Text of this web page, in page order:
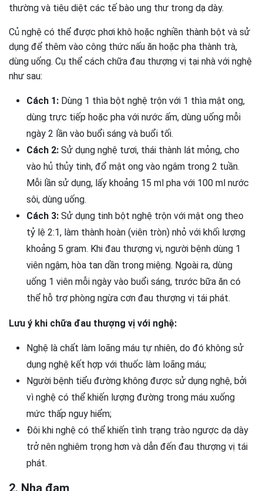
thường và tiêu diệt các tế bào ung thư trong dạ dày.
Củ nghệ có thể được phơi khô hoặc nghiền thành bột và sử
dụng để thêm vào công thức nấu ăn hoặc pha thành trà,
dùng uống. Cụ thể cách chữa đau thượng vị tại nhà với nghệ
như sau:
Cách 1: Dùng 1 thìa bột nghệ trộn với 1 thìa mật ong,
dùng trực tiếp hoặc pha với nước ấm, dùng uống mỗi
ngày 2 lần vào buổi sáng và buổi tối.
Cách 2: Sử dụng nghệ tươi, thái thành lát mỏng, cho
vào hủ thủy tinh, đổ mật ong vào ngâm trong 2 tuần.
Mỗi lần sử dụng, lấy khoảng 15 ml pha với 100 ml nước
sôi, dùng uống.
Cách 3: Sử dụng tinh bột nghệ trộn với mật ong theo
tỷ lệ 2:1, làm thành hoàn (viên tròn) nhỏ với khối lượng
khoảng 5 gram. Khi đau thượng vị, người bệnh dùng 1
viên ngậm, hòa tan dần trong miệng. Ngoài ra, dùng
uống 1 viên mỗi ngày vào buổi sáng, trước bữa ăn có
thể hỗ trợ phòng ngừa cơn đau thượng vị tái phát.
Lưu ý khi chữa đau thượng vị với nghệ:
Nghệ là chất làm loãng máu tự nhiên, do đó không sử
dụng nghệ kết hợp với thuốc làm loãng máu;
Người bệnh tiểu đường không được sử dụng nghệ, bởi
vì nghệ có thể khiến lượng đường trong máu xuống
mức thấp nguy hiểm;
Đôi khi nghệ có thể khiến tình trạng trào ngược dạ dày
trở nên nghiêm trọng hơn và dẫn đến đau thượng vị tái
phát.
2. Nha đam